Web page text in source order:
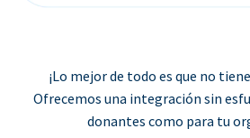
¡Lo mejor de todo es que no
Ofrecemos una integración sin
donantes como para tu